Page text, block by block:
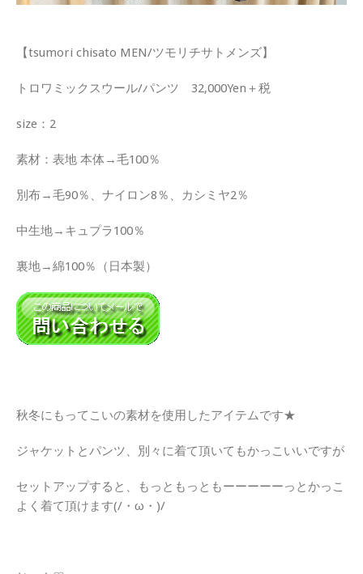
【tsumori chisato MEN/ツモリチサトメンズ】
トロワミックスウール/パンツ 32,000Yen＋税
size：2
素材：表地 本体→毛100％
別布→毛90％、ナイロン8％、カシミヤ2％
中生地→キュプラ100％
裏地→綿100％（日本製）
秋冬にもってこいの素材を使用したアイテムです★
ジャケットとパンツ、別々に着て頂いてもかっこいいですが
セットアップすると、もっともっともーーーーーっとかっこ
よく着て頂けます(/・ω・)/